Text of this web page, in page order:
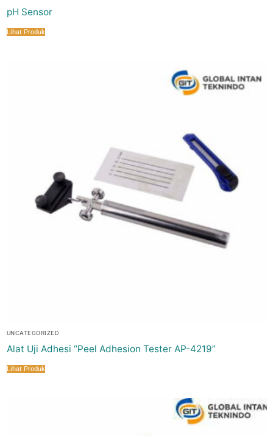
pH Sensor
Lihat Produk
UNCATEGORIZED
Alat Uji Adhesi “Peel Adhesion Tester AP-4219”
Lihat Produk